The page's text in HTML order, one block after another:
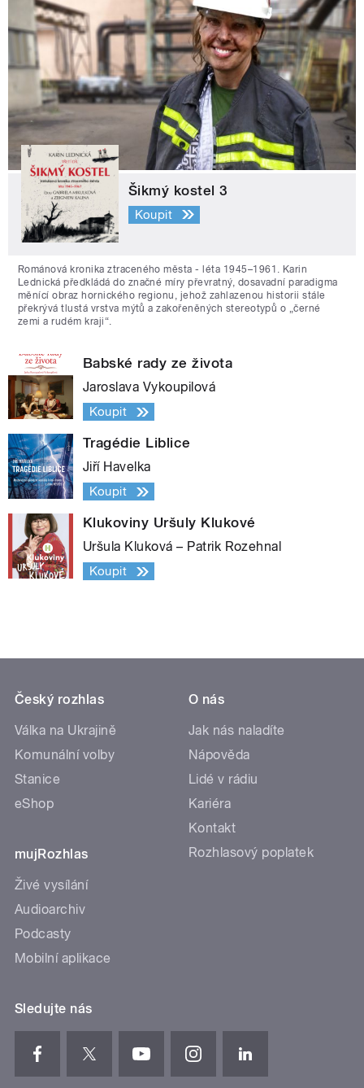
Šikmý kostel 3
Koupit
Románová kronika ztraceného města - léta 1945–1961. Karin
Lednická předkládá do značné míry převratný, dosavadní paradigma
měnící obraz hornického regionu, jehož zahlazenou historii stále
překrývá tlustá vrstva mýtů a zakořeněných stereotypů o „černé
zemi a rudém kraji“.
Babské rady ze života
Jaroslava Vykoupilová
Koupit
Tragédie Liblice
Jiří Havelka
Koupit
Klukoviny Uršuly Klukové
Uršula Kluková – Patrik Rozehnal
Koupit
Český rozhlas
Válka na Ukrajině
Komunální volby
Stanice
eShop
mujRozhlas
Živé vysílání
Audioarchiv
Podcasty
Mobilní aplikace
O nás
Jak nás naladíte
Nápověda
Lidé v rádiu
Kariéra
Kontakt
Rozhlasový poplatek
Sledujte nás